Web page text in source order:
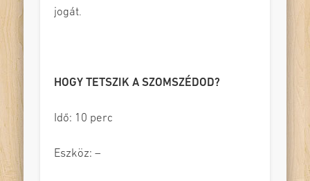
jogát.
HOGY TETSZIK A SZOMSZÉDOD?
Idő: 10 perc
Eszköz: –